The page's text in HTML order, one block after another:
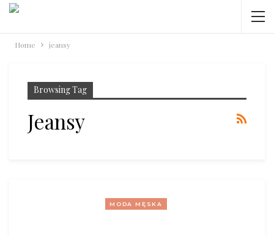
Home jeansy
Browsing Tag
Jeansy
MODA MĘSKA